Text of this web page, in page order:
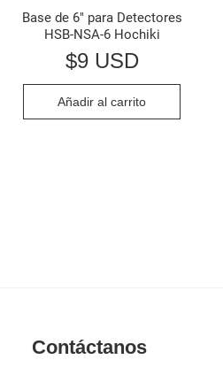
Base de 6″ para Detectores
HSB-NSA-6 Hochiki
$9 USD
Añadir al carrito
Contáctanos